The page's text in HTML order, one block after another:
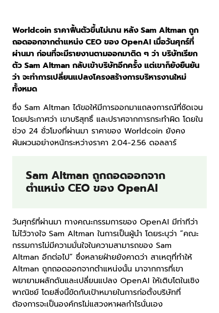
Worldcoin ราคาฟื้นตัวขึ้นไม่นาน หลัง Sam Altman ถูก
ถอดออกจากตำแหน่ง CEO ของ OpenAI เมื่อวันศุกร์ที่
ผ่านมา ก่อนที่จะมีรายงานตามออกมาติด ๆ ว่า บริษัทเรียก
ตัว Sam Altman กลับเข้าบริษัทอีกครั้ง แต่เขาก็ยังยืนยัน
ว่า จะทำการเปลี่ยนแปลงโครงสร้างการบริหารงานใหม่
ทั้งหมด
ซึ่ง Sam Altman ได้ขอให้มีการออกมาแถลงการณ์ที่ชัดเจน
โดยประกาศว่า เขาบริสุทธิ์ และปราศจากการกระทำผิด โดยใน
ช่วง 24 ชั่วโมงที่ผ่านมา ราคาของ Worldcoin ยังคง
ผันผวนอย่างหนักระหว่างราคา 2.04-2.56 ดอลลาร์
Sam Altman ถูกถอดออกจาก
ตำแหน่ง CEO ของ OpenAI
วันศุกร์ที่ผ่านมา ทางคณะกรรมการของ OpenAI มีท่าทีว่า
ไม่ไว้วางใจ Sam Altman ในการเป็นผู้นำ โดยระบุว่า “คณะ
กรรมการไม่มีความมั่นใจในความสามารถของ Sam
Altman อีกต่อไป” ซึ่งหลายฝ่ายยังคาดว่า สาเหตุที่ทำให้
Altman ถูกถอดออกจากตำแหน่งนั้น มาจากการที่เขา
พยายามผลักดันและเปลี่ยนแปลง OpenAI ให้เติบโตในเชิง
พาณิชย์ โดยสิ่งนี้ขัดกับเป้าหมายในการก่อตั้งบริษัทที่
ต้องการจะเป็นองค์กรไม่แสวงหาผลกำไรนั่นเอง